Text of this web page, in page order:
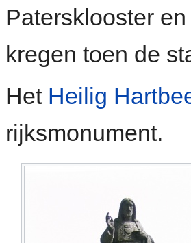
Patersklooster
kregen toen de
Het Heilig
rijksmonument.